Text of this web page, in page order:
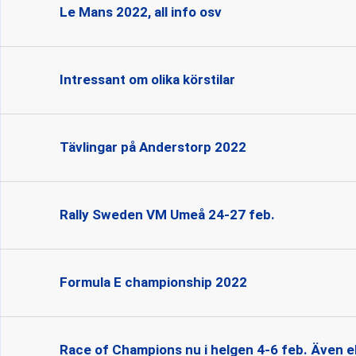
Le Mans 2022, all info osv
Intressant om olika körstilar
Tävlingar på Anderstorp 2022
Rally Sweden VM Umeå 24-27 feb.
Formula E championship 2022
Race of Champions nu i helgen 4-6 feb. Även